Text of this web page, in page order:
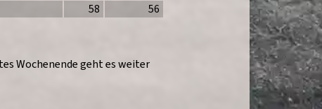
58 56
Wochenende geht es weiter